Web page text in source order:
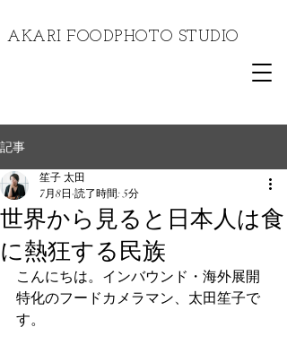
​AKARI FOODPHOTO STUDIO
記事
世界から見ると日本人は食
に熱狂する民族
笙子 太田
7月8日 読了時間: 5分
こんにちは。インバウンド・海外展開
特化のフードカメラマン、太田笙子で
す。